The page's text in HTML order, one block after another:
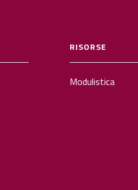
RISORSE
Modulistica